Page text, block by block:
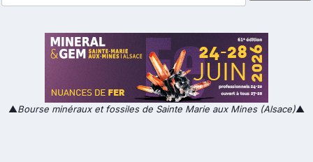
▲Bourse minéraux et fossiles de Sainte Marie aux Mines (Alsace)▲